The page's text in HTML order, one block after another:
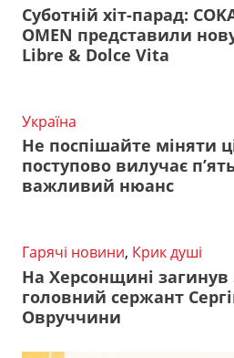
Суботній хіт-парад:
OMEN представили
Libre & Dolce Vita
Україна
Не поспішайте міняти
поступово вилучає
важливий нюанс
Гарячі новини, Крик душі
На Херсонщині загинув
головний сержант
Овруччини